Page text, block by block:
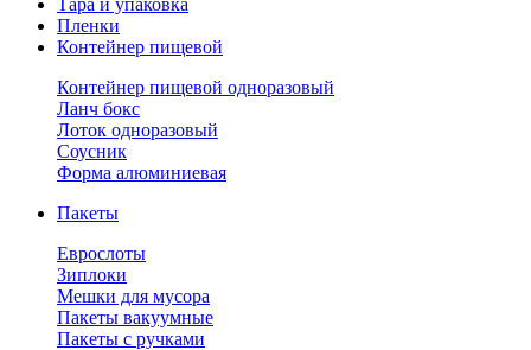
Тара и упаковка
Пленки
Контейнер пищевой
Контейнер пищевой одноразовый
Ланч бокс
Лоток одноразовый
Соусник
Форма алюминиевая
Пакеты
Еврослоты
Зиплоки
Мешки для мусора
Пакеты вакуумные
Пакеты с ручками